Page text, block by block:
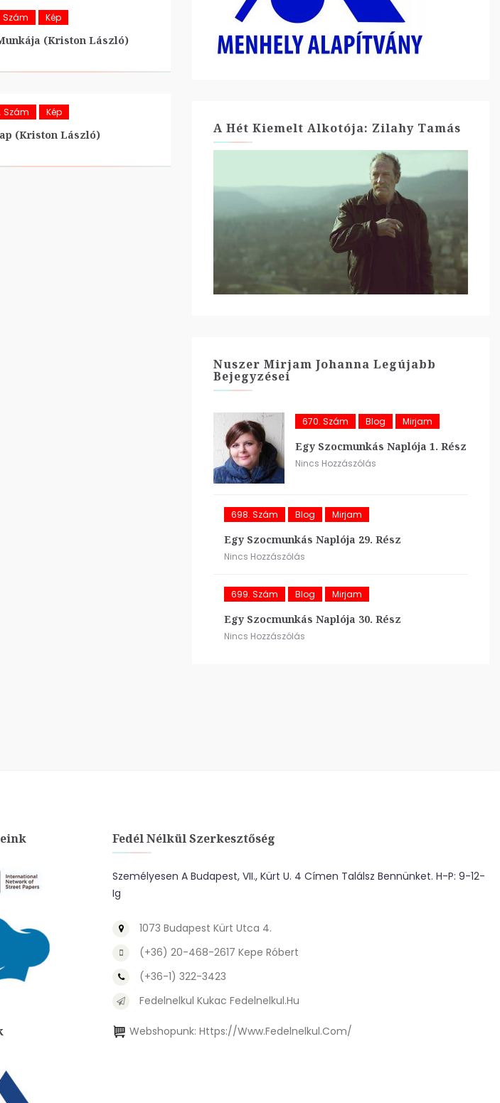
Szám Kép
(Kriston László)
Szám Kép
(Kriston László) A Hét Kiemelt Alkotója: Zilahy Tamás
Nuszer Mirjam Johanna Legújabb
Bejegyzései
670. Szám Blog Mirjam
Egy Szocmunkás Naplója 1. Rész
Nincs Hozzászólás
698. Szám Blog Mirjam
Egy Szocmunkás Naplója 29. Rész
Nincs Hozzászólás
699. Szám Blog Mirjam
Egy Szocmunkás Naplója 30. Rész
Nincs Hozzászólás
Fedél Nélkül Szerkesztőség
Személyesen A Budapest, VII., Kürt U. 4 Címen Találsz Bennünket. H-P: 9-12-
Ig
1073 Budapest Kürt Utca 4.
(+36) 20-468-2617 Kepe Róbert
(+36-1) 322-3423
Fedelnelkul Kukac Fedelnelkul.hu
Webshopunk: Https://www.fedelnelkul.com/